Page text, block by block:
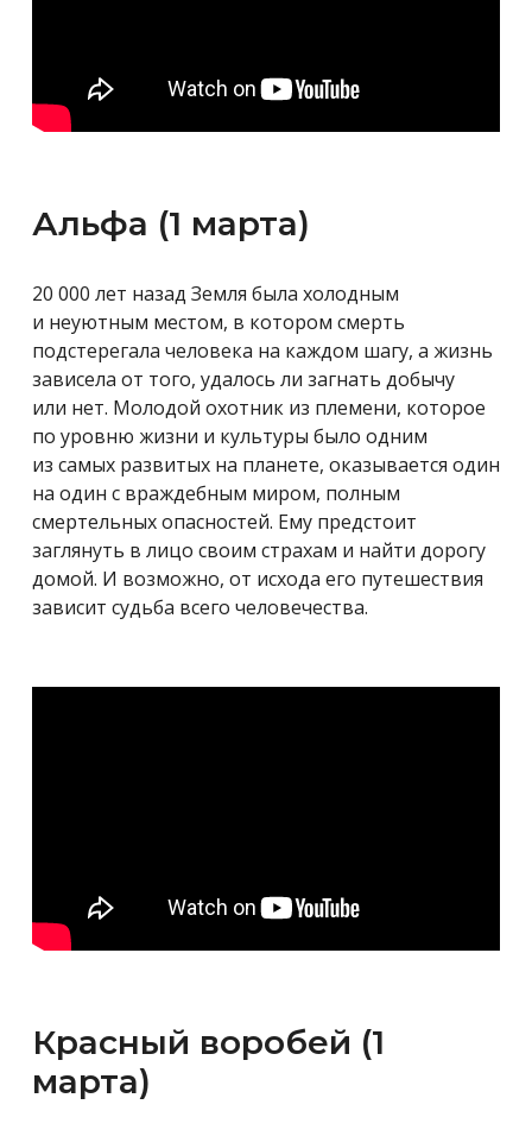
Альфа (1 марта)
20 000 лет назад Земля была холодным
и неуютным местом, в котором смерть
подстерегала человека на каждом шагу, а жизнь
зависела от того, удалось ли загнать добычу
или нет. Молодой охотник из племени, которое
по уровню жизни и культуры было одним
из самых развитых на планете, оказывается один
на один с враждебным миром, полным
смертельных опасностей. Ему предстоит
заглянуть в лицо своим страхам и найти дорогу
домой. И возможно, от исхода его путешествия
зависит судьба всего человечества.
Красный воробей (1
марта)